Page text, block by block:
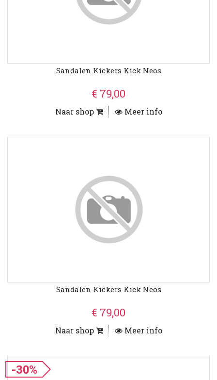
Sandalen Kickers Kick Neos
€ 79,00
Naar shop Meer info
Sandalen Kickers Kick Neos
€ 79,00
Naar shop Meer info
-30%